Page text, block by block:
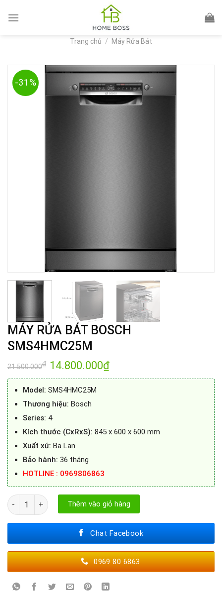
Trang chủ / Máy Rửa Bát
-31%
MÁY RỬA BÁT BOSCH
SMS4HMC25M
21.500.000₫ Giá
gốc
là:
14.800.000₫Giá
tại
Model: SMS4HMC25M
Thương hiệu: Bosch
Series: 4
Kích thước (CxRxS): 845 x 600 x 600 mm
Xuất xứ: Ba Lan
Bảo hành: 36 tháng
HOTLINE : 0969806863
MÁY RỬA BÁT BOSCH SMS4HMC25M số lượng
Thêm vào giỏ hàng
Chat Facebook
0969 80 6863